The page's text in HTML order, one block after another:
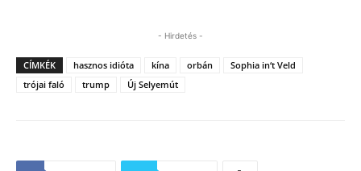
- Hirdetés -
CÍMKÉK hasznos idióta kína orbán
Sophia in‘t Veld
trójai faló
trump Új Selyemút